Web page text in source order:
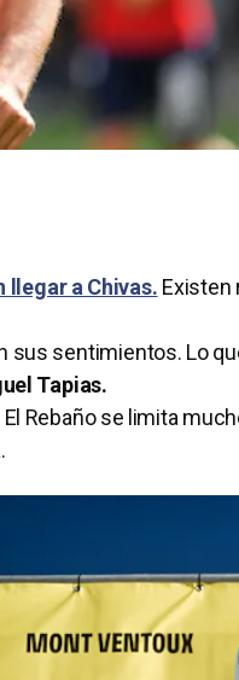
llegar a Chivas. Existen
sus sentimientos. Lo
Tapias.
Rebaño se limita